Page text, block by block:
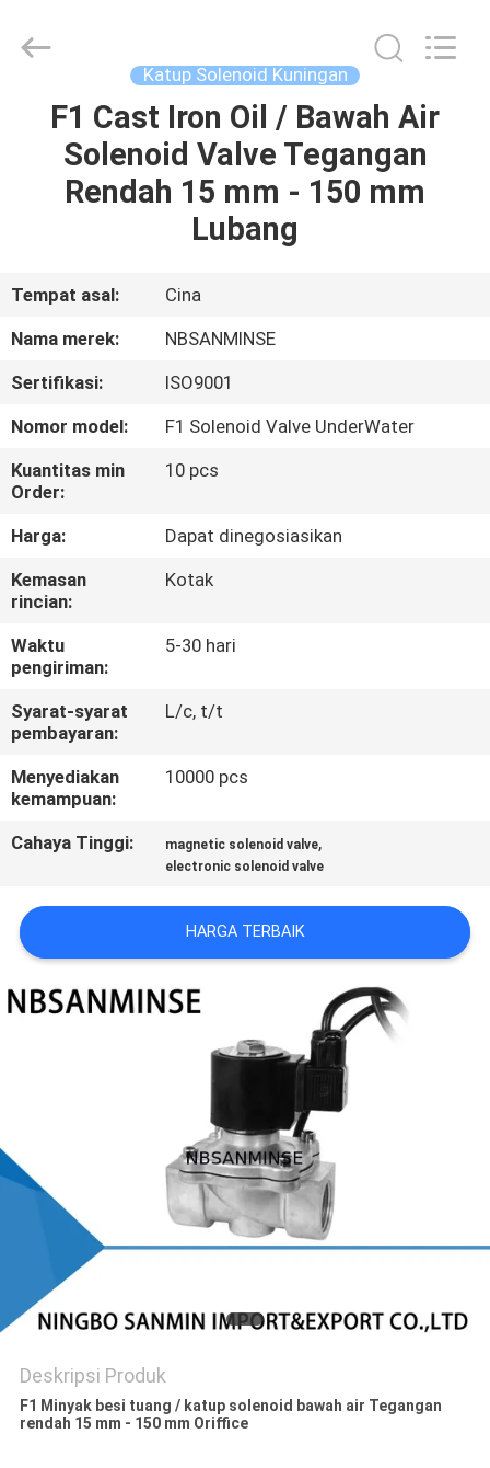
RUMAH
PRODUK
KAMI
PABRIK
KONTROL
KUALITAS
HUBUNGI
KAMI
BERITA
PERMINTAAN
PENAWARAN
SITEMAP
KEBIJAKAN
PRIVASI
Export
Katup Solenoid Kuningan
F1 Cast Iron Oil / Bawah Air
Solenoid Valve Tegangan
Rendah 15 mm - 150 mm
Lubang
Tempat asal:
Cina
Nama merek:
NBSANMINSE
Sertifikasi:
ISO9001
Nomor model:
F1 Solenoid Valve UnderWater
Kuantitas min
Order:
10 pcs
Harga:
Dapat dinegosiasikan
Kemasan
rincian:
Kotak
Waktu
pengiriman:
5-30 hari
Syarat-syarat
pembayaran:
L/c, t/t
Menyediakan
kemampuan:
10000 pcs
Cahaya Tinggi: magnetic solenoid valve,
electronic solenoid valve
HARGA TERBAIK
Deskripsi Produk
F1 Minyak besi tuang / katup solenoid bawah air Tegangan
rendah 15 mm - 150 mm Oriffice